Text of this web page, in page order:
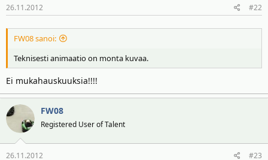
t
a
a
26.11.2012 #22
FW08 sanoi:
Teknisesti animaatio on monta kuvaa.
Ei mukahauskuuksia!!!!
FW08
Registered User of Talent
26.11.2012 #23